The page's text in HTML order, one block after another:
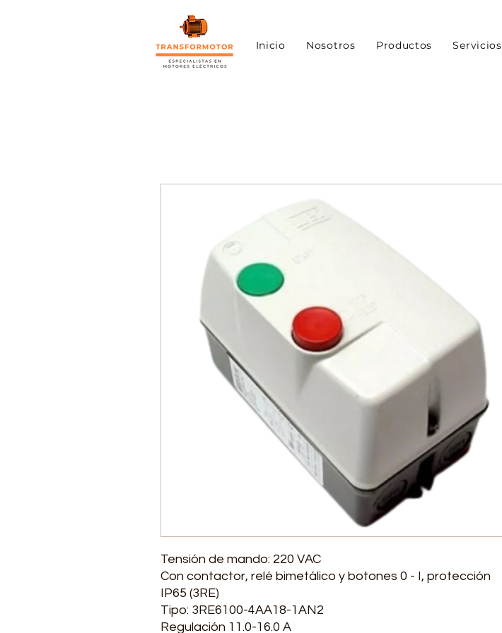
Inicio Nosotros Productos Servicios
Tensión de mando: 220 VAC
Con contactor, relé bimetálico y botones 0 - I, protección
IP65 (3RE)
Tipo: 3RE6100-4AA18-1AN2
Regulación 11.0-16.0 A